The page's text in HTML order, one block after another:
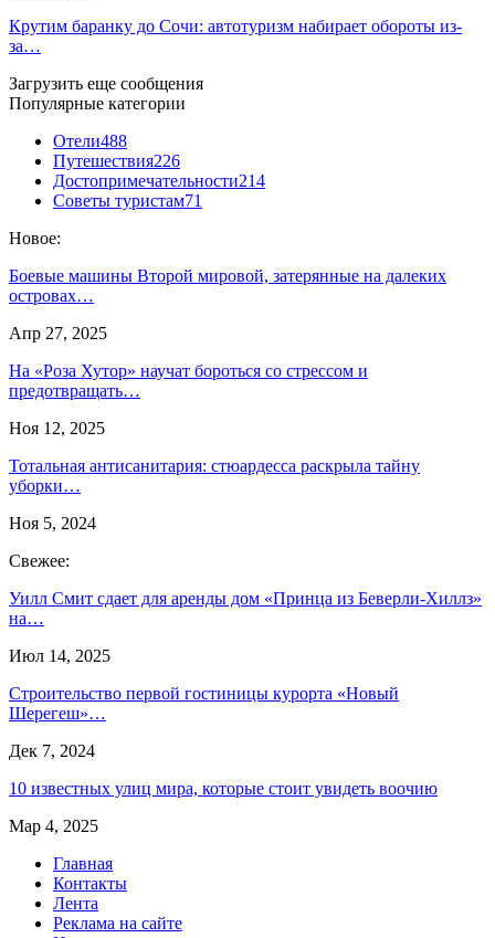
Крутим баранку до Сочи: автотуризм набирает обороты из-
за…
Загрузить еще сообщения
Популярные категории
Отели488
Путешествия226
Достопримечательности214
Советы туристам71
Новое:
Боевые машины Второй мировой, затерянные на далеких
островах…
Апр 27, 2025
На «Роза Хутор» научат бороться со стрессом и
предотвращать…
Ноя 12, 2025
Тотальная антисанитария: стюардесса раскрыла тайну
уборки…
Ноя 5, 2024
Свежее:
Уилл Смит сдает для аренды дом «Принца из Беверли-Хиллз»
на…
Июл 14, 2025
Строительство первой гостиницы курорта «Новый
Шерегеш»…
Дек 7, 2024
10 известных улиц мира, которые стоит увидеть воочию
Мар 4, 2025
Главная
Контакты
Лента
Реклама на сайте